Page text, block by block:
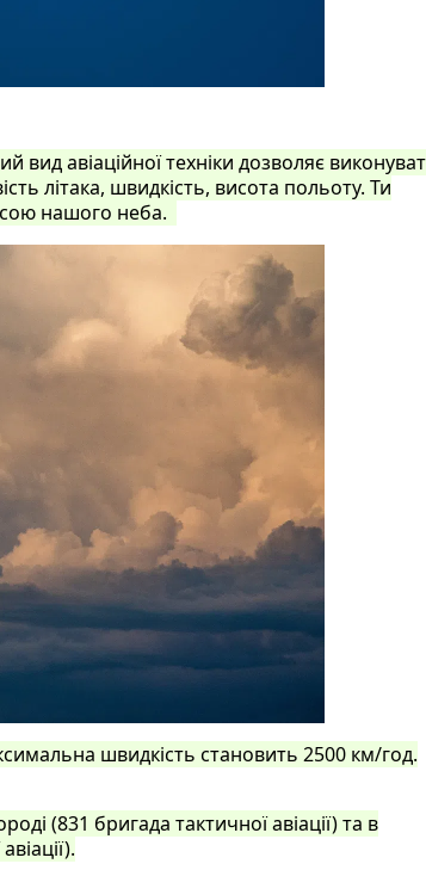
авіаційної техніки дозволяє
літака, швидкість, висота польоту. Ти
нашого неба.
швидкість становить 2500 км/год.
(831 бригада тактичної авіації) та в